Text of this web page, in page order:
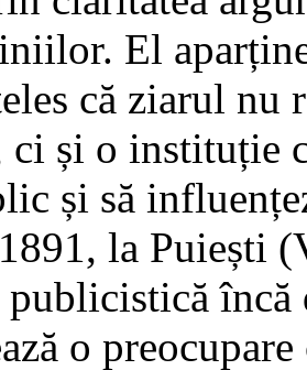
El
că ziarul nu
și o instituție
și să
la Puiești
o